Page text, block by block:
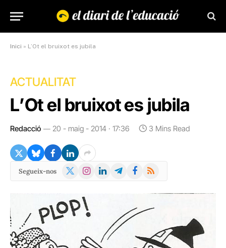
Inici » L’Ot el bruixot es jubila
ACTUALITAT
L’Ot el bruixot es jubila
Redacció 20 - maig - 2014 · 17:36 3 Mins Read
Segueix-nos
X
Instagram
LinkedInTelegramFacebook
RSS